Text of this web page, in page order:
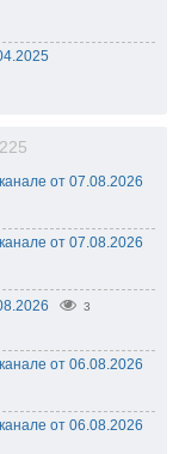
от 07.08.2026
от 07.08.2026
3
от 06.08.2026
от 06.08.2026